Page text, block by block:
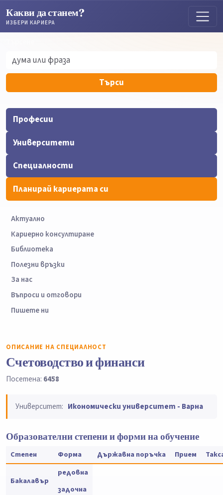
Какви да станем?
ИЗБЕРИ КАРИЕРА
Търси
Професии
Университети
Специалности
Планирай кариерата си
Актуално
Кариерно консултиране
Библиотека
Полезни връзки
За нас
Въпроси и отговори
Пишете ни
ОПИСАНИЕ НА СПЕЦИАЛНОСТ
Счетоводство и финанси
Посетена: 6458
Университет: Икономически университет - Варна
Образователни степени и форми на обучение
Степен Форма Държавна поръчка Прием
Бакалавър
редовна
задочна